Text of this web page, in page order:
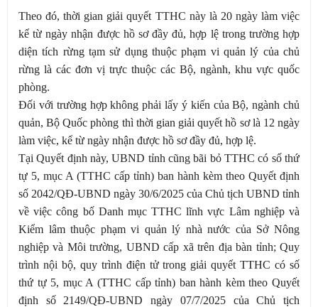
Theo đó, thời gian giải quyết TTHC này là 20 ngày làm việc
kể từ ngày nhận được hồ sơ đầy đủ, hợp lệ trong trường hợp
diện tích rừng tạm sử dụng thuộc phạm vi quản lý của chủ
rừng là các đơn vị trực thuộc các Bộ, ngành, khu vực quốc
phòng.
Đối với trường hợp không phải lấy ý kiến của Bộ, ngành chủ
quản, Bộ Quốc phòng thì thời gian giải quyết hồ sơ là 12 ngày
làm việc, kể từ ngày nhận được hồ sơ đầy đủ, hợp lệ.
Tại Quyết định này, UBND tỉnh cũng bãi bỏ TTHC có số thứ
tự 5, mục A (TTHC cấp tỉnh) ban hành kèm theo Quyết định
số 2042/QĐ-UBND ngày 30/6/2025 của Chủ tịch UBND tỉnh
về việc công bố Danh mục TTHC lĩnh vực Lâm nghiệp và
Kiểm lâm thuộc phạm vi quản lý nhà nước của Sở Nông
nghiệp và Môi trường, UBND cấp xã trên địa bàn tỉnh; Quy
trình nội bộ, quy trình điện tử trong giải quyết TTHC có số
thứ tự 5, mục A (TTHC cấp tỉnh) ban hành kèm theo Quyết
định số 2149/QĐ-UBND ngày 07/7/2025 của Chủ tịch